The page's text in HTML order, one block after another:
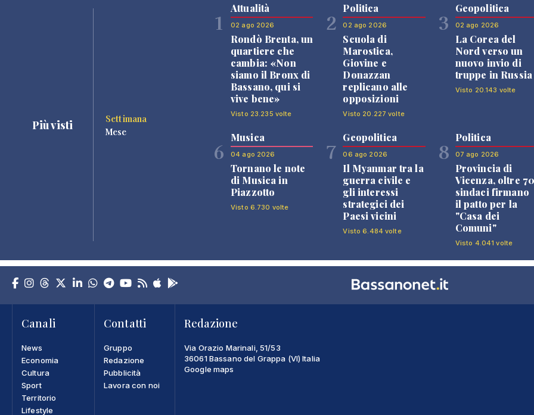
Più visti
Settimana
Mese
1
Attualità
02 ago 2026
Rondò Brenta, un
quartiere che
cambia: «Non
siamo il Bronx di
Bassano, qui si
vive bene»
Visto 23.235 volte
2
Politica
02 ago 2026
Scuola di
Marostica,
Giovine e
Donazzan
replicano alle
opposizioni
Visto 20.227 volte
3
Geopolitica
02 ago 2026
La Corea del
Nord verso un
nuovo invio di
truppe in Russia
Visto 20.143 volte
6
Musica
04 ago 2026
Tornano le note
di Musica in
Piazzotto
Visto 6.730 volte
7
Geopolitica
06 ago 2026
Il Myanmar tra la
guerra civile e
gli interessi
strategici dei
Paesi vicini
Visto 6.484 volte
8
Politica
07 ago 2026
Provincia di
Vicenza, oltre
sindaci firmano
il patto per la
"Casa dei
Comuni"
Visto 4.041 volte
Canali
News
Economia
Cultura
Sport
Territorio
Lifestyle
Contatti
Gruppo
Redazione
Pubblicità
Lavora con noi
Redazione
Via Orazio Marinali, 51/53
36061 Bassano del Grappa (VI) Italia
Google maps